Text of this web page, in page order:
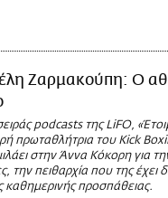
Ζαρμακούπη: Ο
podcasts της LiFO,
πρωταθλήτρια του Κick
στην Άννα Κόκορη για
την πειθαρχία που της έχει
καθημερινής προσπάθειας.